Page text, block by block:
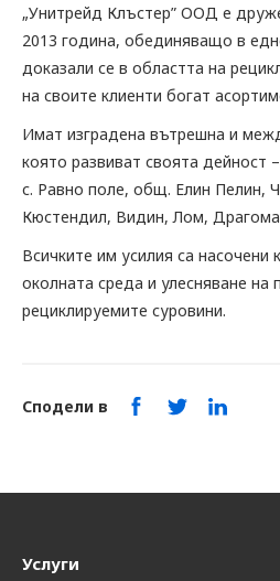
„Унитрейд Клъстер” ООД е
2013 година, обединяващо в
доказали се в областта на
на своите клиенти богат
Имат изградена вътрешна и
която развиват своята дейност
с. Равно поле, общ. Елин Пелин,
Кюстендил, Видин, Лом,
Всичките им усилия са насочени
околната среда и улесняване на
рециклируемите суровини.
Сподели в
Услуги